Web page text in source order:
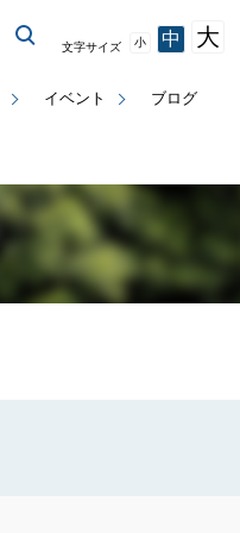
イベント ブログ
文字サイズ 小 中 大